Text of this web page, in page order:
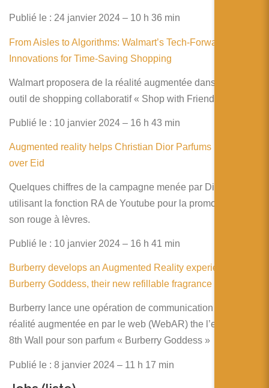
Publié le : 24 janvier 2024 – 10 h 36 min
From Aisles to Algorithms: Walmart’s Tech-Forward
Innovations for Time-Saving Shopping
Walmart proposera de la réalité augmentée dans son futur
outil de shopping collaboratif « Shop with Friends ».
Publié le : 10 janvier 2024 – 16 h 43 min
Augmented reality helps Christian Dior Parfums reach 4M
over Eid
Quelques chiffres de la campagne menée par Dior en
utilisant la fonction RA de Youtube pour la promotion de
son rouge à lèvres.
Publié le : 10 janvier 2024 – 16 h 41 min
Burberry develops an Augmented Reality experience for
Burberry Goddess, their new refillable fragrance | 8th Wall
Burberry lance une opération de communication utilisant la
réalité augmentée en par le web (WebAR) the l’entreprise
8th Wall pour son parfum « Burberry Goddess »
Publié le : 8 janvier 2024 – 11 h 17 min